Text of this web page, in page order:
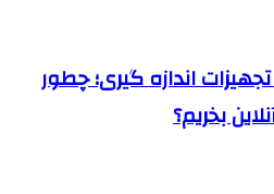
اندازه گیری؛ چطور
بخریم؟